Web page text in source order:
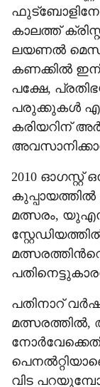
കാലത്ത്
ലയണൽ
കണക്കിൽ
പക്ഷേ,
പരുക്കുകൾ
കരിയറിന്
2010 ഓഗസ്റ്റ്
മത്സരം,
മത്സരത്തിന്‍റെ
പതിനാറ്
മത്സരത്തിൽ,
വിട